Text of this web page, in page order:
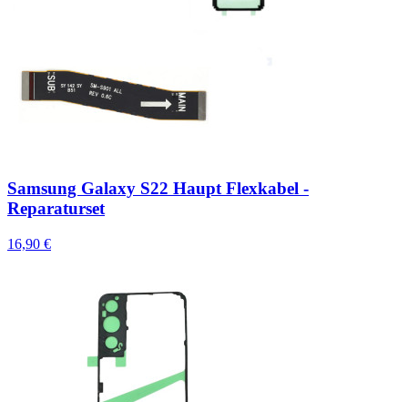
Samsung Galaxy S22 Haupt Flexkabel -
Reparaturset
16,90 €